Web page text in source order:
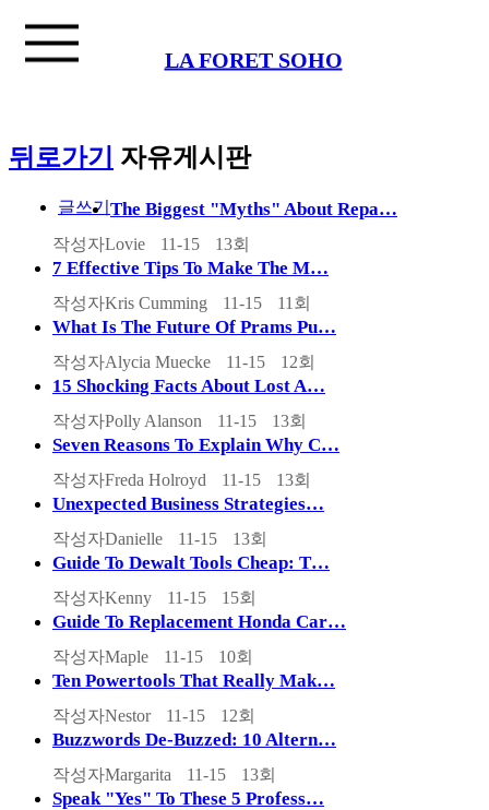
LA FORET SOHO
뒤로가기 자유게시판
글쓰기 The Biggest "Myths" About Repa…
작성자Lovie 11-15 13회
7 Effective Tips To Make The M…
작성자Kris Cumming 11-15 11 회
What Is The Future Of Prams Pu…
작성자Alycia Muecke 11-15 12회
15 Shocking Facts About Lost A…
작성자Polly Alanson 11-15 13회
Seven Reasons To Explain Why C…
작성자Freda Holroyd 11-15 13회
Unexpected Business Strategies…
작성자Danielle 11-15 13회
Guide To Dewalt Tools Cheap: T…
작성자Kenny 11-15 15회
Guide To Replacement Honda Car…
작성자Maple 11-15 10회
Ten Powertools That Really Mak…
작성자Nestor 11-15 12회
Buzzwords De-Buzzed: 10 Altern…
작성자Margarita 11-15 13회
Speak "Yes" To These 5 Profess…